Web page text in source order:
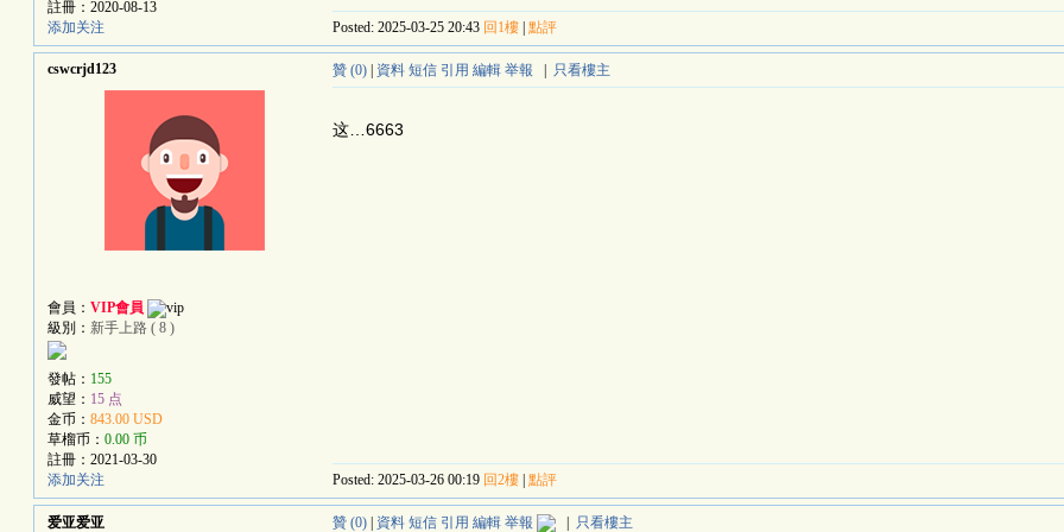
註冊： 2020-08-13
添加关注
Posted: 2025-03-25 20:43 回1樓 點評
cswcrjd123
會員： VIP會員
級別： 新手上路 ( 8 )
發帖： 155
威望： 15 点
金币： 843.00 USD
草榴币： 0.00 币
註冊： 2021-03-30
添加关注
贊 (0) 資料 短信 引用 編輯 举報 只看樓主
这…6663
Posted: 2025-03-26 00:19 回2樓 點評
爱亚爱亚 贊 (0) 資料 短信 引用 編輯 举報 只看樓主